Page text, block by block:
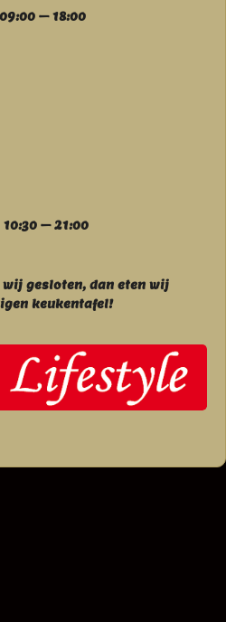
09:00 – 18:00
10:30 – 21:00
wij gesloten, dan eten wij
keukentafel!